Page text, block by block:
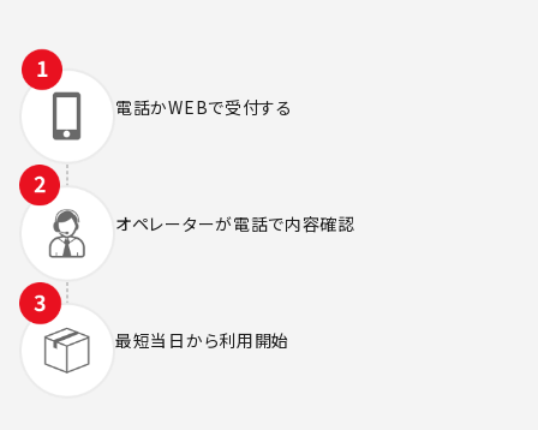
電話かWEBで受付する
オペレーターが電話で内容確認
最短当日から利用開始